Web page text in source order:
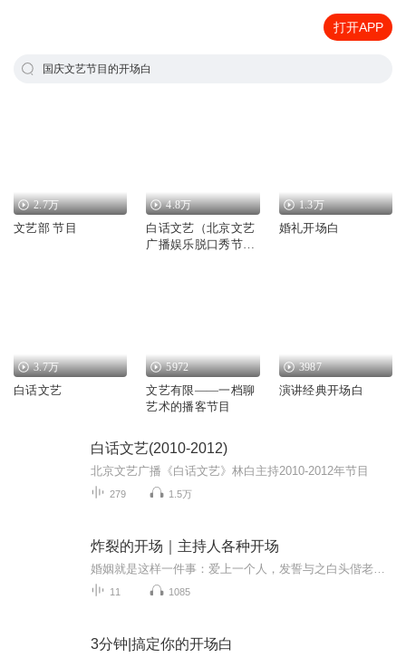
打开APP
国庆文艺节目的开场白
2.7万
文艺部 节目
4.8万
白话文艺（北京文艺
广播娱乐脱口秀节
1.3万
婚礼开场白
3.7万
白话文艺
5972
文艺有限——一档聊
艺术的播客节目
3987
演讲经典开场白
白话文艺(2010-2012)
北京文艺广播《白话文艺》林白主持2010-2012年节目
279 1.5万
炸裂的开场｜主持人各种开场
11 1085
3分钟|搞定你的开场白